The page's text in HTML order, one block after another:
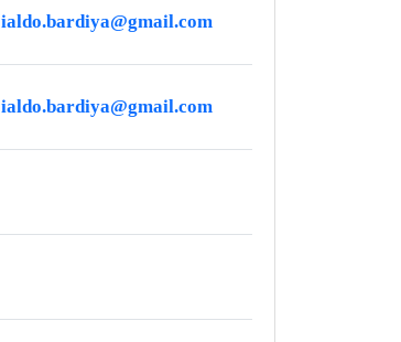
ialdo.bardiya@gmail.com
ialdo.bardiya@gmail.com